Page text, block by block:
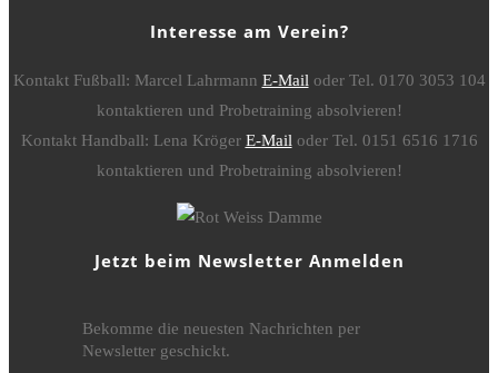
Interesse am Verein?
Kontakt Fußball: Marcel Lahrmann E-Mail oder Tel. 0170 3053 104
kontaktieren und Probetraining absolvieren!
Kontakt Handball: Lena Kröger E-Mail oder Tel. 0151 6516 1716
kontaktieren und Probetraining absolvieren!
Jetzt beim Newsletter Anmelden
Bekomme die neuesten Nachrichten per
Newsletter geschickt.